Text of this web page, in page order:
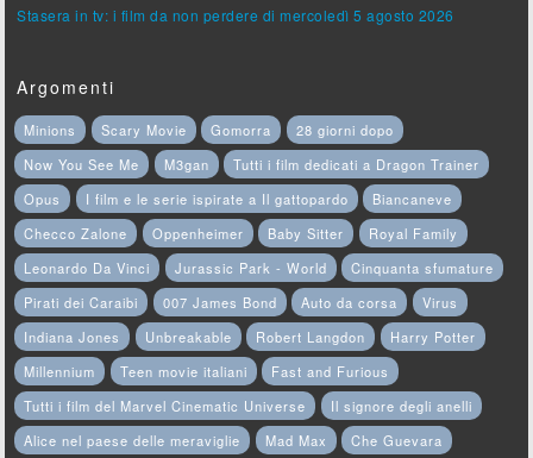
Stasera in tv: i film da non perdere di mercoledì 5 agosto 2026
Argomenti
Minions Scary Movie Gomorra
28 giorni dopo
Now You See Me
M3gan
Tutti i film dedicati a Dragon Trainer
Opus
I film e le serie ispirate a Il gattopardo
Biancaneve
Checco Zalone
Oppenheimer Baby Sitter
Royal Family
Leonardo Da Vinci
Jurassic Park - World
Cinquanta sfumature
Pirati dei Caraibi
007 James Bond Auto da corsa
Virus
Indiana Jones
Unbreakable Robert Langdon
Harry Potter
Millennium
Teen movie italiani
Fast and Furious
Tutti i film del Marvel Cinematic Universe
Il signore degli anelli
Alice nel paese delle meraviglie
Mad Max
Che Guevara